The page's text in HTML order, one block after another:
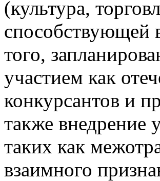
(культура,
способствующей
того,
участием как
конкурсантов и
также внедрение
таких как
взаимного